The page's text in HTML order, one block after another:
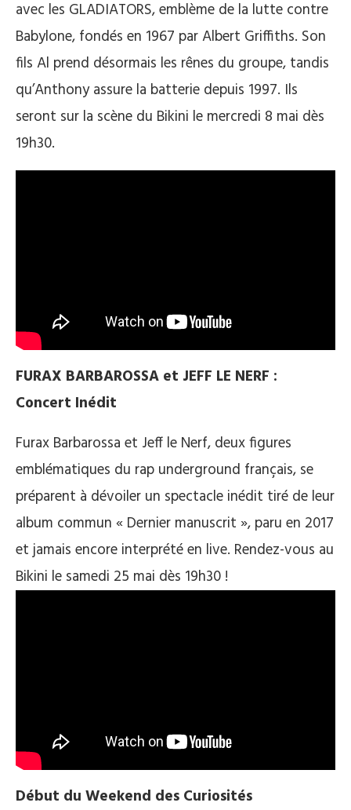
avec les GLADIATORS, emblème de la lutte contre
Babylone, fondés en 1967 par Albert Griffiths. Son
fils Al prend désormais les rênes du groupe, tandis
qu’Anthony assure la batterie depuis 1997. Ils
seront sur la scène du Bikini le mercredi 8 mai dès
19h30.
FURAX BARBAROSSA et JEFF LE NERF :
Concert Inédit
Furax Barbarossa et Jeff le Nerf, deux figures
emblématiques du rap underground français, se
préparent à dévoiler un spectacle inédit tiré de leur
album commun « Dernier manuscrit », paru en 2017
et jamais encore interprété en live. Rendez-vous au
Bikini le samedi 25 mai dès 19h30 !
Début du Weekend des Curiosités